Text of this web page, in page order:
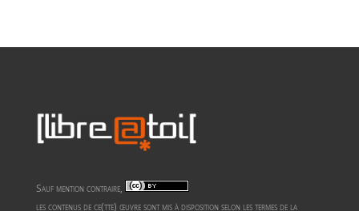
Sauf mention contraire,
les contenus de ce(tte) œuvre sont mis à disposition selon les termes de la